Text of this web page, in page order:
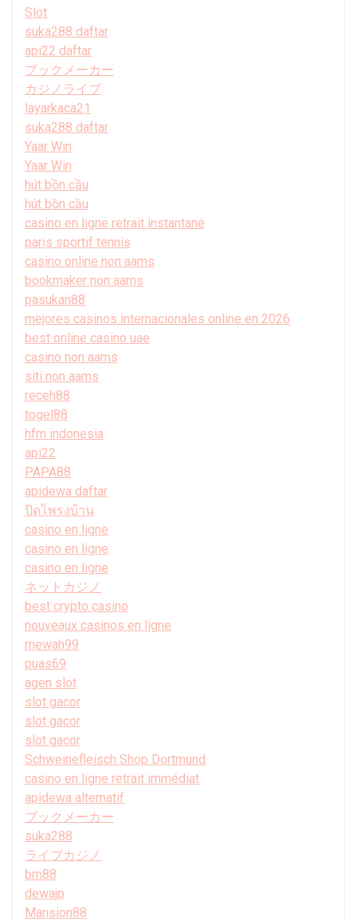
Slot
suka288 daftar
api22 daftar
ブックメーカー
カジノライブ
layarkaca21
suka288 daftar
Yaar Win
Yaar Win
hút bồn cầu
hút bồn cầu
casino en ligne retrait instantané
paris sportif tennis
casino online non aams
bookmaker non aams
pasukan88
mejores casinos internacionales online en 2026
best online casino uae
casino non aams
siti non aams
receh88
togel88
hfm indonesia
api22
PAPA88
apidewa daftar
ปิดโพรงบ้าน
casino en ligne
casino en ligne
casino en ligne
ネットカジノ
best crypto casino
nouveaux casinos en ligne
mewah99
puas69
agen slot
slot gacor
slot gacor
slot gacor
Schweinefleisch Shop Dortmund
casino en ligne retrait immédiat
apidewa alternatif
ブックメーカー
suka288
ライブカジノ
bm88
dewajp
Mansion88